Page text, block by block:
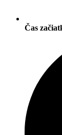
Čas